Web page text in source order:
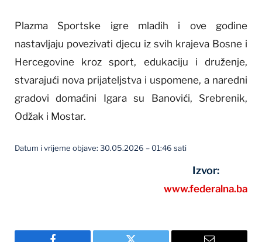
Plazma Sportske igre mladih i ove godine
nastavljaju povezivati djecu iz svih krajeva Bosne i
Hercegovine kroz sport, edukaciju i druženje,
stvarajući nova prijateljstva i uspomene, a naredni
gradovi domaćini Igara su Banovići, Srebrenik,
Odžak i Mostar.
Datum i vrijeme objave: 30.05.2026 – 01:46 sati
Izvor:
www.federalna.ba